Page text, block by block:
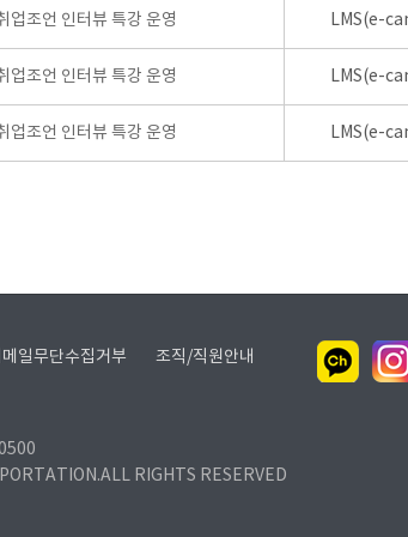
업조언 인터뷰 특강 운영 LMS(e-
업조언 인터뷰 특강 운영 LMS(e-
업조언 인터뷰 특강 운영 LMS(e-
메일무단수집거부 조직/직원안내
RIGHTS RESERVED